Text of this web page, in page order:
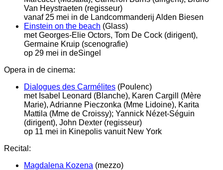
Van Heystraeten (regisseur)
vanaf 25 mei in de Landcommanderij Alden Biesen
Einstein on the beach (Glass)
met Georges-Elie Octors, Tom De Cock (dirigent),
Germaine Kruip (scenografie)
op 29 mei in deSingel
Opera in de cinema:
Dialogues des Carmélites (Poulenc)
met Isabel Leonard (Blanche), Karen Cargill (Mère
Marie), Adrianne Pieczonka (Mme Lidoine), Karita
Mattila (Mme de Croissy); Yannick Nézet-Séguin
(dirigent), John Dexter (regisseur)
op 11 mei in Kinepolis vanuit New York
Recital:
Magdalena Kozena (mezzo)